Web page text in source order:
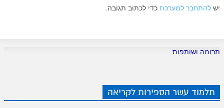
יש להתחבר למערכת כדי לכתוב תגובה.
תרומה ושותפות
תלמוד עשר הספירות לקריאה